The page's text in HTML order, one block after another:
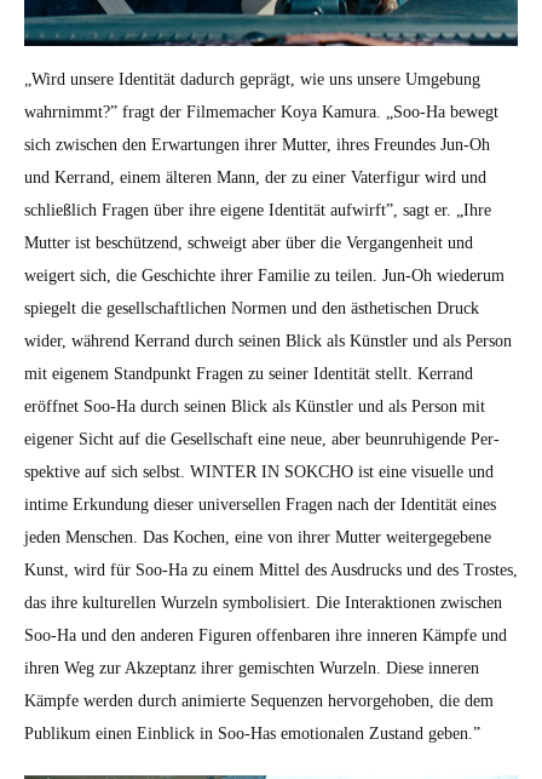
„Wird unsere Iden­tität dadurch geprägt, wie uns unsere Umge­bung
wahrn­immt?” fragt der Filmemach­er Koya Kamu­ra. „Soo-Ha bewegt
sich zwis­chen den Erwartun­gen ihrer Mut­ter, ihres Fre­un­des Jun-Oh
und Ker­rand, einem älteren Mann, der zu ein­er Vater­fig­ur wird und
schließlich Fra­gen über ihre eigene Iden­tität aufwirft”, sagt er. „Ihre
Mut­ter ist beschützend, schweigt aber über die Ver­gan­gen­heit und
weigert sich, die Geschichte ihrer Fam­i­lie zu teilen. Jun-Oh wiederum
spiegelt die gesellschaftlichen Nor­men und den ästhetis­chen Druck
wider, während Ker­rand durch seinen Blick als Kün­stler und als Per­son
mit eigen­em Stand­punkt Fra­gen zu sein­er Iden­tität stellt. Ker­rand
eröffnet Soo-Ha durch seinen Blick als Kün­stler und als Per­son mit
eigen­er Sicht auf die Gesellschaft eine neue, aber beun­ruhi­gende Per­
spek­tive auf sich selb­st. WINTER IN SOKCHO ist eine visuelle und
intime Erkun­dung dieser uni­versellen Fra­gen nach der Iden­tität eines
jeden Men­schen. Das Kochen, eine von ihrer Mut­ter weit­ergegebene
Kun­st, wird für Soo-Ha zu einem Mit­tel des Aus­drucks und des Trostes,
das ihre kul­turellen Wurzeln sym­bol­isiert. Die Inter­ak­tio­nen zwis­chen
Soo-Ha und den anderen Fig­uren offen­baren ihre inneren Kämpfe und
ihren Weg zur Akzep­tanz ihrer gemis­cht­en Wurzeln. Diese inneren
Kämpfe wer­den durch ani­mierte Sequen­zen her­vorge­hoben, die dem
Pub­likum einen Ein­blick in Soo-Has emo­tionalen Zus­tand geben.”